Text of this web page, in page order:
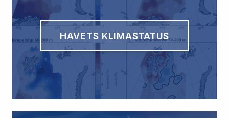
HAVETS KLIMASTATUS